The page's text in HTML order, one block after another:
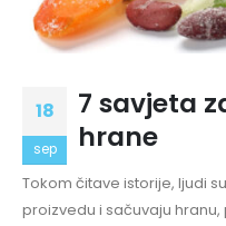
18
sep
7 savjeta
hrane
Tokom čitave istorije, ljudi
proizvedu i sačuvaju